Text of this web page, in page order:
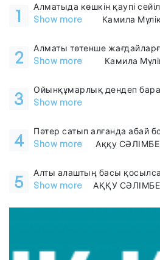
1
Алматыда көшкін қаупі
Show more
Камила
2
Алматы төтенше
Show more
Камила
3
Ойынқұмарлық дендеп
Show more
4
Пәтер сатып алғанда абай
Show more
Аққу
5
Алты алаштың басы
Show more
АҚҚУ